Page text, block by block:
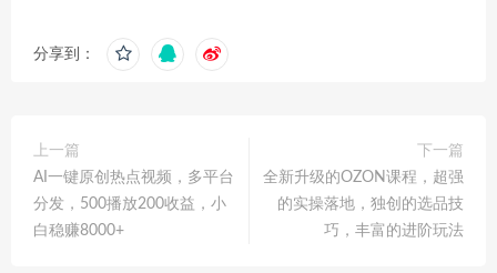
分享到：
上一篇
AI一键原创热点视频，多平台
分发，500播放200收益，小
白稳赚8000+
下一篇
全新升级的OZON课程，超强
的实操落地，独创的选品技
巧，丰富的进阶玩法